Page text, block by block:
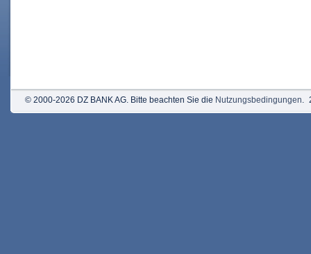
© 2000-2026 DZ BANK AG. Bitte beachten Sie die Nutzungsbedingungen.